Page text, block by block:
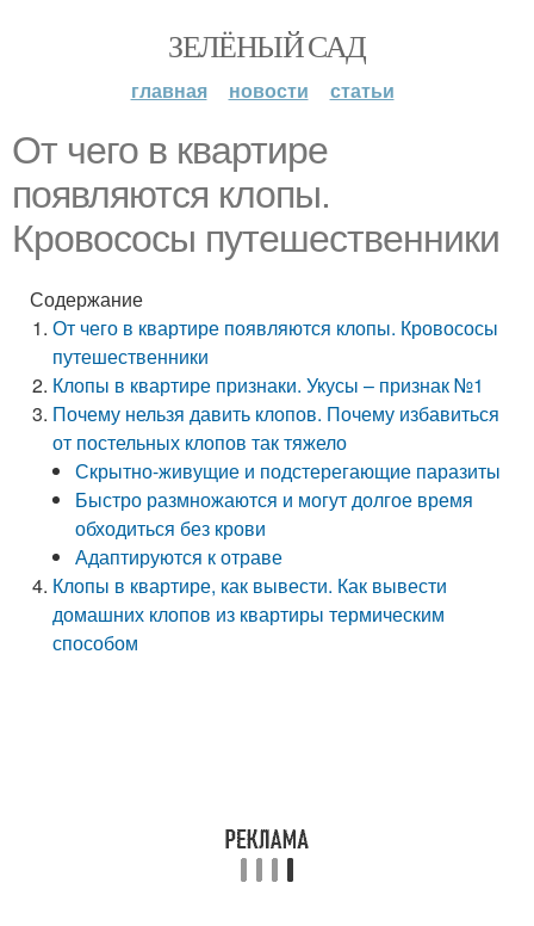
ЗЕЛЁНЫЙ САД
главная новости статьи
От чего в квартире
появляются клопы.
Кровососы путешественники
Содержание
От чего в квартире появляются клопы. Кровососы
путешественники
Клопы в квартире признаки. Укусы – признак №1
Почему нельзя давить клопов. Почему избавиться
от постельных клопов так тяжело
Скрытно-живущие и подстерегающие паразиты
Быстро размножаются и могут долгое время
обходиться без крови
Адаптируются к отраве
Клопы в квартире, как вывести. Как вывести
домашних клопов из квартиры термическим
способом